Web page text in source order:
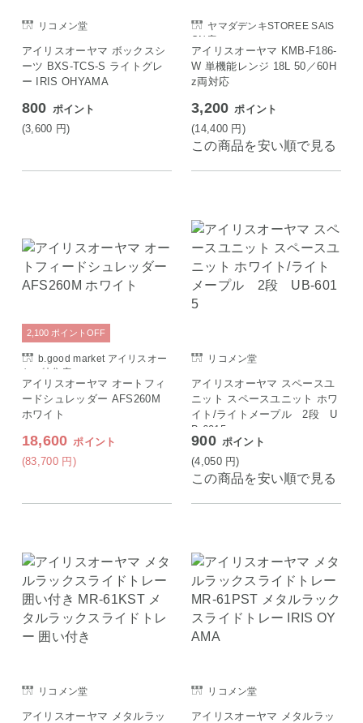
リコメン堂
アイリスオーヤマ ボックスシ
ーツ BXS-TCS-S ライトグレ
ー IRIS OHYAMA
800 ポイント
(3,600 円)
ヤマダデンキSTOREE SAIS
ON店
アイリスオーヤマ KMB-F186-
W 単機能レンジ 18L 50／60H
z両対応
3,200 ポイント
(14,400 円)
この商品を安い順で見る
b.good market アイリスオー
ヤマ特集店
アイリスオーヤマ オートフィ
ードシュレッダー AFS260M
ホワイト
18,600 ポイント
(83,700 円 )
2,100 ポイント OFF
リコメン堂
アイリスオーヤマ スペースユ
ニット スペースユニット ホワ
イト/ライトメープル 2段 U
B-6015
900 ポイント
(4,050 円)
この商品を安い順で見る
リコメン堂
アイリスオーヤマ メタルラッ
リコメン堂
アイリスオーヤマ メタルラッ